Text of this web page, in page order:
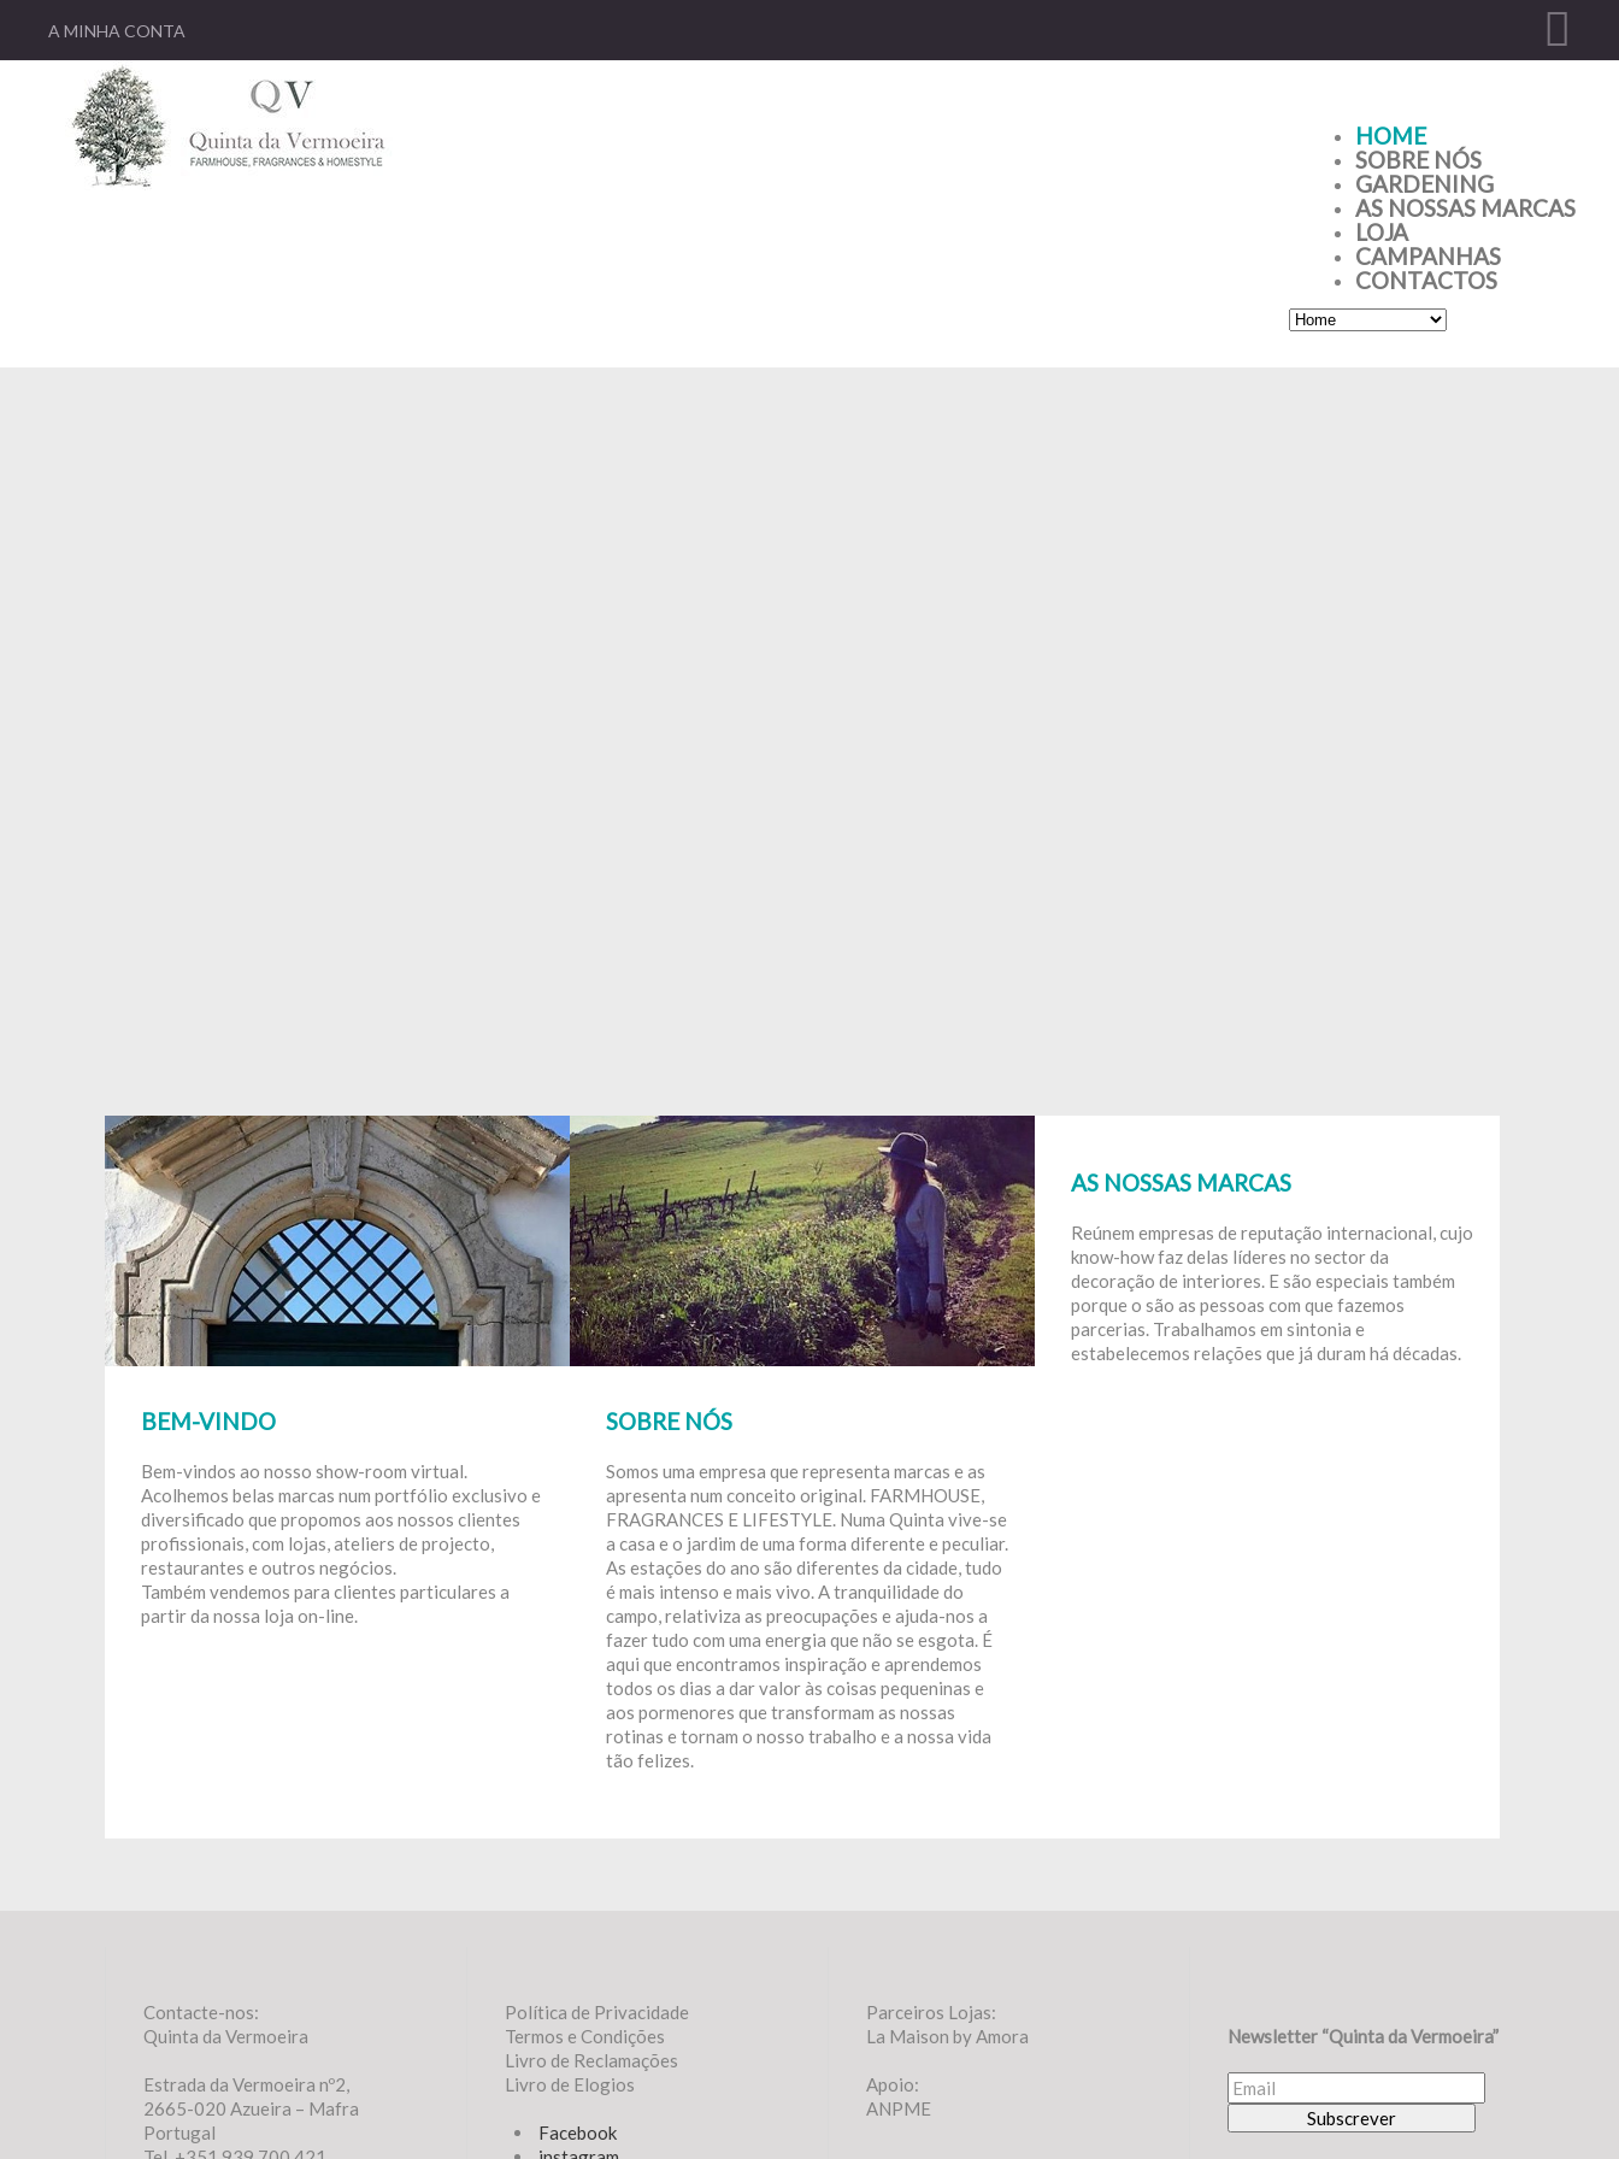
A MINHA CONTA
HOME
SOBRE NÓS
GARDENING
AS NOSSAS MARCAS
LOJA
CAMPANHAS
CONTACTOS
BEM-VINDO
Bem-vindos ao nosso show-room virtual.
Acolhemos belas marcas num portfólio exclusivo e
diversificado que propomos aos nossos clientes
profissionais, com lojas, ateliers de projecto,
restaurantes e outros negócios.
Também vendemos para clientes particulares a
partir da nossa loja on-line.
SOBRE NÓS
Somos uma empresa que representa marcas e as
apresenta num conceito original. FARMHOUSE,
FRAGRANCES E LIFESTYLE. Numa Quinta vive-se
a casa e o jardim de uma forma diferente e peculiar.
As estações do ano são diferentes da cidade, tudo
é mais intenso e mais vivo. A tranquilidade do
campo, relativiza as preocupações e ajuda-nos a
fazer tudo com uma energia que não se esgota. É
aqui que encontramos inspiração e aprendemos
todos os dias a dar valor às coisas pequeninas e
aos pormenores que transformam as nossas
rotinas e tornam o nosso trabalho e a nossa vida
tão felizes.
AS NOSSAS MARCAS
Reúnem empresas de reputação internacional, cujo
know-how faz delas líderes no sector da
decoração de interiores. E são especiais também
porque o são as pessoas com que fazemos
parcerias. Trabalhamos em sintonia e
estabelecemos relações que já duram há décadas.
Contacte-nos:
Quinta da Vermoeira
Estrada da Vermoeira nº2,
2665-020 Azueira – Mafra
Portugal
Política de Privacidade
Termos e Condições
Livro de Reclamações
Livro de Elogios
Facebook
Parceiros Lojas:
La Maison by Amora
Apoio:
ANPME
Newsletter “Quinta da Vermoeira”